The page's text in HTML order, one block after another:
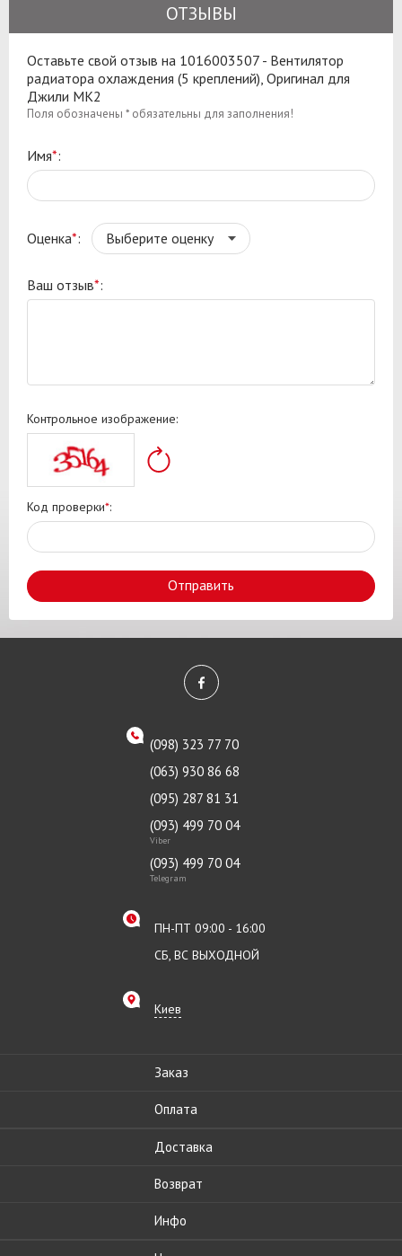
ОТЗЫВЫ
Оставьте свой отзыв на 1016003507 - Вентилятор
радиатора охлаждения (5 креплений), Оригинал для
Джили МК2
Поля обозначены * обязательны для заполнения!
Имя*:
Оценка*:
Ваш отзыв*:
Контрольное изображение:
Код проверки*:
Отправить
(098) 323 77 70
(063) 930 86 68
(095) 287 81 31
(093) 499 70 04
Viber
(093) 499 70 04
Telegram
ПН-ПТ 09:00 - 16:00
СБ, ВС ВЫХОДНОЙ
Киев
Заказ
Оплата
Доставка
Возврат
Инфо